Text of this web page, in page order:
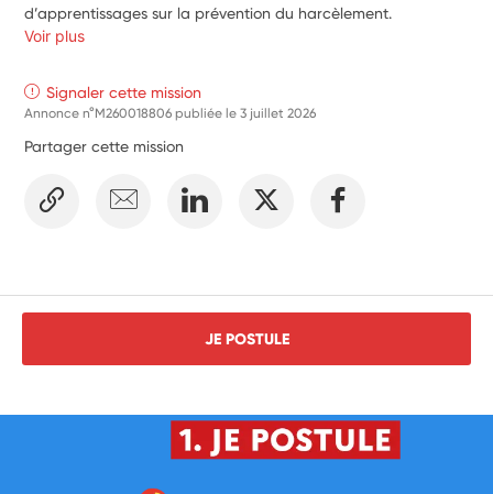
d’apprentissages sur la prévention du harcèlement.
Voir plus
Signaler cette mission
Annonce n°M260018806 publiée le3 juillet 2026
Partager cette mission
JE POSTULE